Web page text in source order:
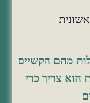
מהם הקשיים
הוא צריך כדי